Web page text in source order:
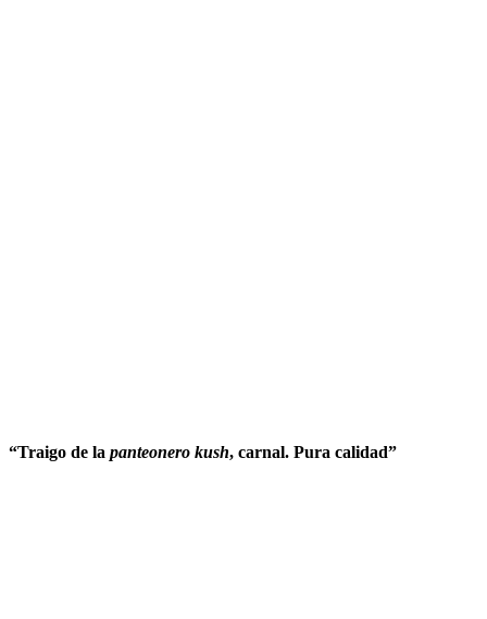
“Traigo de la panteonero kush, carnal. Pura calidad”